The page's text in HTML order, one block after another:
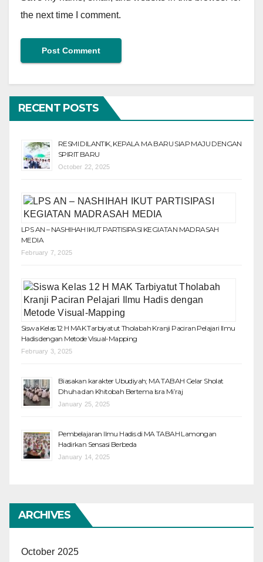
the next time I comment.
RECENT POSTS
RESMI DILANTIK, KEPALA MA BARU SIAP MAJU DENGAN
SPIRIT BARU
October 22, 2025
LPS AN – NASHIHAH IKUT PARTISIPASI KEGIATAN MADRASAH
MEDIA
February 7, 2025
Siswa Kelas 12 H MAK Tarbiyatut Tholabah Kranji Paciran Pelajari Ilmu
Hadis dengan Metode Visual-Mapping
February 3, 2025
Biasakan karakter Ubudiyah; MA TABAH Gelar Sholat
Dhuha dan Khitobah Bertema Isra Mi’raj
January 25, 2025
Pembelajaran Ilmu Hadis di MA TABAH Lamongan
Hadirkan Sensasi Berbeda
January 14, 2025
ARCHIVES
October 2025